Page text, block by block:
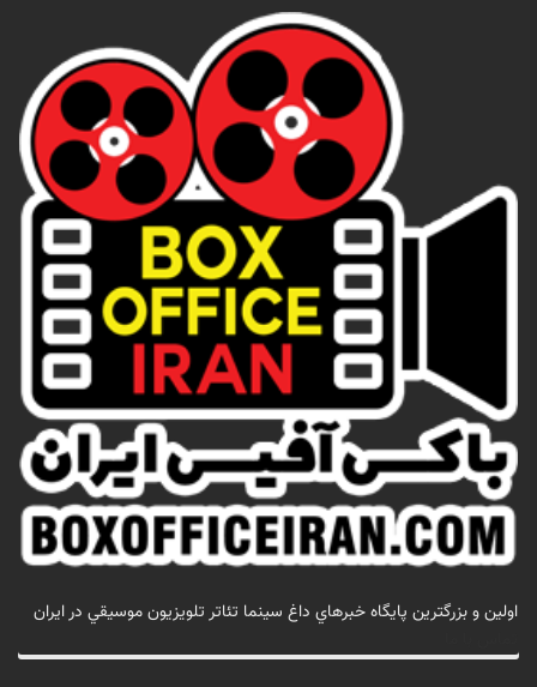
اولين و بزرگترين پايگاه خبرهاي داغ سينما تئاتر تلويزيون موسيقي در ايران